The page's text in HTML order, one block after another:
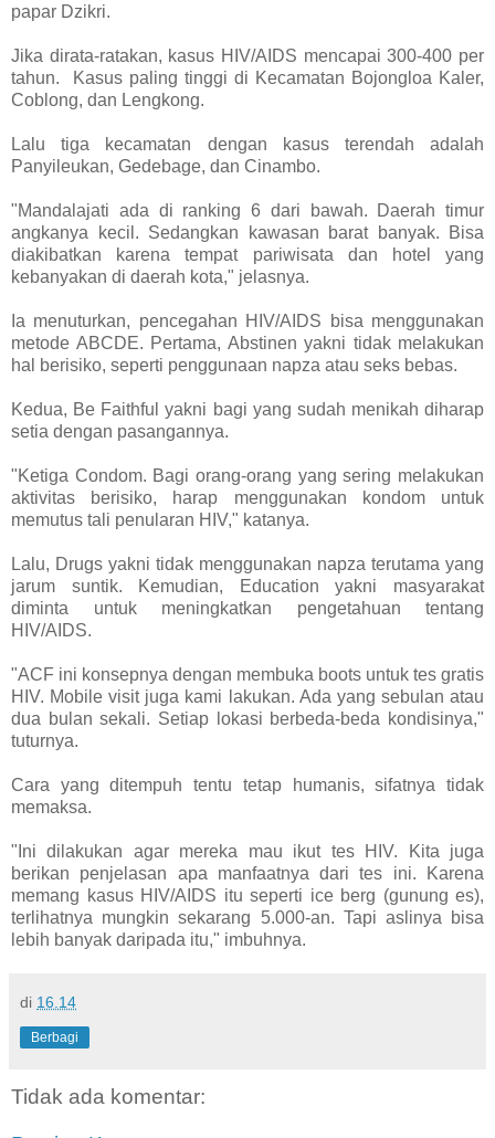
papar Dzikri.
Jika dirata-ratakan, kasus HIV/AIDS mencapai 300-400 per
tahun. Kasus paling tinggi di Kecamatan Bojongloa Kaler,
Coblong, dan Lengkong.
Lalu tiga kecamatan dengan kasus terendah adalah
Panyileukan, Gedebage, dan Cinambo.
"Mandalajati ada di ranking 6 dari bawah. Daerah timur
angkanya kecil. Sedangkan kawasan barat banyak. Bisa
diakibatkan karena tempat pariwisata dan hotel yang
kebanyakan di daerah kota," jelasnya.
Ia menuturkan, pencegahan HIV/AIDS bisa menggunakan
metode ABCDE. Pertama, Abstinen yakni tidak melakukan
hal berisiko, seperti penggunaan napza atau seks bebas.
Kedua, Be Faithful yakni bagi yang sudah menikah diharap
setia dengan pasangannya.
"Ketiga Condom. Bagi orang-orang yang sering melakukan
aktivitas berisiko, harap menggunakan kondom untuk
memutus tali penularan HIV," katanya.
Lalu, Drugs yakni tidak menggunakan napza terutama yang
jarum suntik. Kemudian, Education yakni masyarakat
diminta untuk meningkatkan pengetahuan tentang
HIV/AIDS.
"ACF ini konsepnya dengan membuka boots untuk tes gratis
HIV. Mobile visit juga kami lakukan. Ada yang sebulan atau
dua bulan sekali. Setiap lokasi berbeda-beda kondisinya,"
tuturnya.
Cara yang ditempuh tentu tetap humanis, sifatnya tidak
memaksa.
"Ini dilakukan agar mereka mau ikut tes HIV. Kita juga
berikan penjelasan apa manfaatnya dari tes ini. Karena
memang kasus HIV/AIDS itu seperti ice berg (gunung es),
terlihatnya mungkin sekarang 5.000-an. Tapi aslinya bisa
lebih banyak daripada itu," imbuhnya.
di 16.14
Berbagi
Tidak ada komentar: